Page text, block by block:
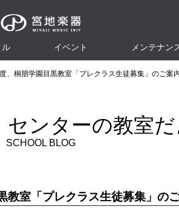
ル イベント メンテナン
、桐朋学園目黒教室「プレクラス生徒募集」のご案
ンターの教室だ
SCHOOL BLOG
教室「プレクラス生徒募集」の